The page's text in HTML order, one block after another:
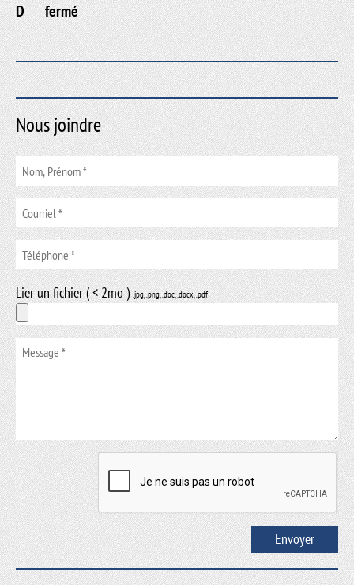
D
fermé
Nous joindre
Lier un fichier ( < 2mo ).jpg, .png, .doc, .docx, .pdf